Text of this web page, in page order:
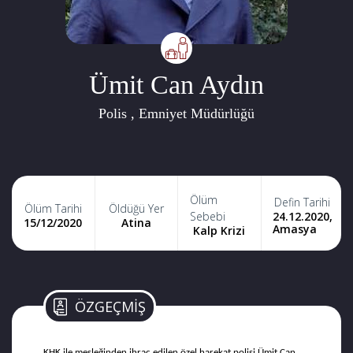
Ümit Can Aydın
Polis , Emniyet Müdürlüğü
Ölüm Tarihi
15/12/2020
Öldüğü Yer
Atina
Ölüm
Sebebi
Kalp Krizi
Defin Tarihi
24.12.2020,
Amasya
ÖZGEÇMİŞ